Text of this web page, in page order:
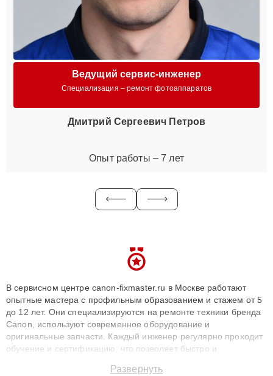
Ведущий сервис-инженер
Специализация – ремонт фотоаппаратов
Дмитрий Сергеевич Петров
Опыт работы – 7 лет
В сервисном центре canon-fixmaster.ru в Москве работают
опытные мастера с профильным образованием и стажем от 5
до 12 лет. Они специализируются на ремонте техники бренда
Canon, используют современное оборудование и
оригинальные запчасти. Каждый инженер регулярно проходит
обучение и сертификацию, что позволяет быстро и
сохранением гарантии до 3 лет. Наши мастера решают
Развернуть